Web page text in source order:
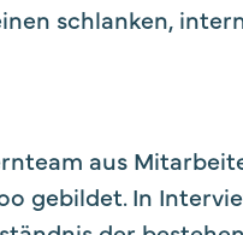
schlanken,
aus
gebildet. In